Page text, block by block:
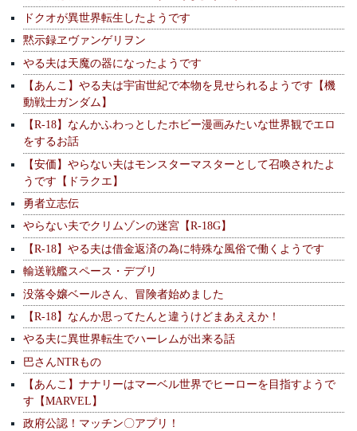
ドクオが異世界転生したようです
黙示録ヱヴァンゲリヲン
やる夫は天魔の器になったようです
【あんこ】やる夫は宇宙世紀で本物を見せられるようです【機
動戦士ガンダム】
【R-18】なんかふわっとしたホビー漫画みたいな世界観でエロ
をするお話
【安価】やらない夫はモンスターマスターとして召喚されたよ
うです【ドラクエ】
勇者立志伝
やらない夫でクリムゾンの迷宮【R-18G】
【R-18】やる夫は借金返済の為に特殊な風俗で働くようです
輸送戦艦スペース・デブリ
没落令嬢ベールさん、冒険者始めました
【R-18】なんか思ってたんと違うけどまあええか！
やる夫に異世界転生でハーレムが出来る話
巴さんNTRもの
【あんこ】ナナリーはマーベル世界でヒーローを目指すようで
す【MARVEL】
政府公認！マッチン〇アプリ！